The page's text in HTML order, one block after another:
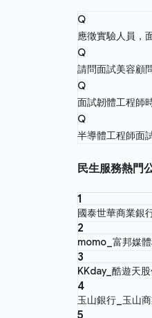
Q
應徵實驗人員，
Q
請問面試美容顧
Q
面試韌體工程師
Q
半導體工程師面
民生服務熱門
1
國泰世華商業銀
2
momo_富邦媒
3
KKday_酷遊天
4
玉山銀行_玉山
5